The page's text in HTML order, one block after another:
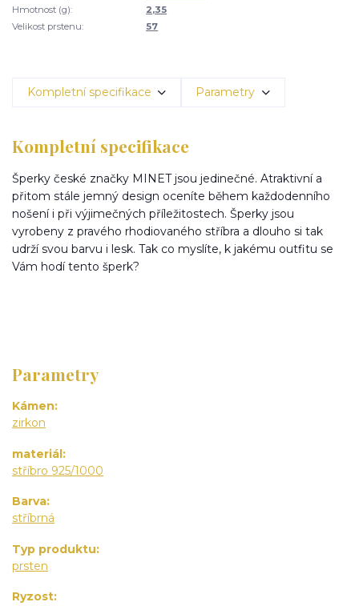
Hmotnost (g):
2,35
Velikost prstenu:
57
Kompletní specifikace Parametry
Kompletní specifikace
Šperky české značky MINET jsou jedinečné. Atraktivní a
přitom stále jemný design oceníte během každodenního
nošení i při výjimečných příležitostech. Šperky jsou
vyrobeny z pravého rhodiovaného stříbra a dlouho si tak
udrží svou barvu i lesk. Tak co myslíte, k jakému outfitu se
Vám hodí tento šperk?
Parametry
Kámen
zirkon
materiál
stříbro 925/1000
Barva
stříbrná
Typ produktu
prsten
Ryzost